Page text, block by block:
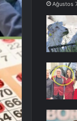
Ağustos